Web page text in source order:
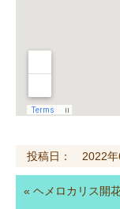
投稿日： 2022年
« ヘメロカリス開